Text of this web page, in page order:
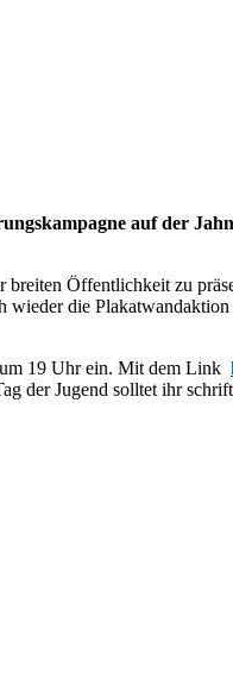
auf der
Öffentlichkeit zu
die
19 Uhr ein. Mit dem Link
der Jugend solltet ihr